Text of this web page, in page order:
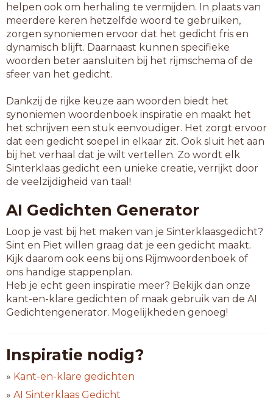
helpen ook om herhaling te vermijden. In plaats van
meerdere keren hetzelfde woord te gebruiken,
zorgen synoniemen ervoor dat het gedicht fris en
dynamisch blijft. Daarnaast kunnen specifieke
woorden beter aansluiten bij het rijmschema of de
sfeer van het gedicht.
Dankzij de rijke keuze aan woorden biedt het
synoniemen woordenboek inspiratie en maakt het
het schrijven een stuk eenvoudiger. Het zorgt ervoor
dat een gedicht soepel in elkaar zit. Ook sluit het aan
bij het verhaal dat je wilt vertellen. Zo wordt elk
Sinterklaas gedicht een unieke creatie, verrijkt door
de veelzijdigheid van taal!
AI Gedichten Generator
Loop je vast bij het maken van je Sinterklaasgedicht?
Sint en Piet willen graag dat je een gedicht maakt.
Kijk daarom ook eens bij ons Rijmwoordenboek of
ons handige stappenplan.
Heb je echt geen inspiratie meer? Bekijk dan onze
kant-en-klare gedichten of maak gebruik van de AI
Gedichtengenerator. Mogelijkheden genoeg!
Inspiratie nodig?
» Kant-en-klare gedichten
» AI Sinterklaas Gedicht